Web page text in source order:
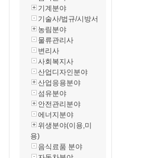
기계분야
기술사/법규/시방서
농림분야
물류관리사
변리사
사회복지사
산업디자인분야
산업응용분야
섬유분야
안전관리분야
에너지분야
위생분야(이용,미
용)
음식료품 분야